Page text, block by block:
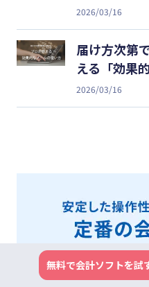
2026/03/16
届け方次第
える「効果
2026/03/16
無料で会計ソフトを試